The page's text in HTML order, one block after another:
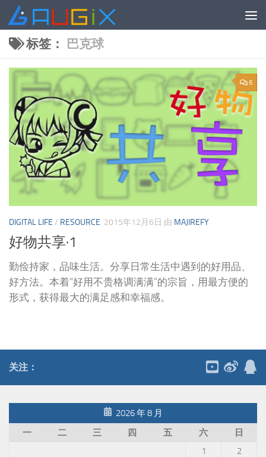
跳至内容
标签： 巴克球
6
DIGITAL LIFE / RESOURCE 2015年12月6日 由 MAJIREFY
好物共享·1
勤俭持家，品味生活。分享日常生活中遇到的好用品、
好方法。本着“好用不贵格调满满”的宗旨，用最方便的
形式，获得最大的满足感和幸福感。
关注：
2026 年 8 月
一
二 三 四 五 六
日
1
2